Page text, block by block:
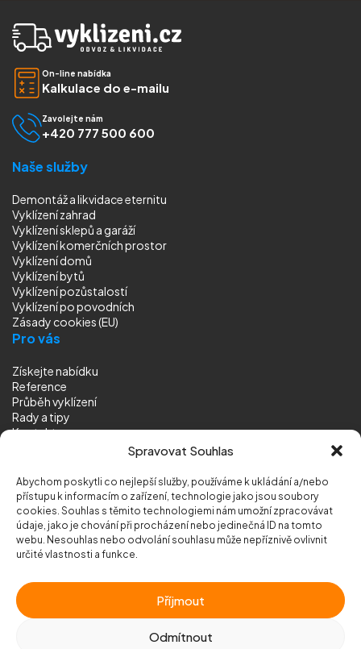
Spravovat Souhlas
Abychom poskytli co nejlepší služby, používáme k ukládání a/nebo
přístupu k informacím o zařízení, technologie jako jsou soubory
cookies. Souhlas s těmito technologiemi nám umožní zpracovávat
údaje, jako je chování při procházení nebo jedinečná ID na tomto
webu. Nesouhlas nebo odvolání souhlasu může nepříznivě ovlivnit
určité vlastnosti a funkce.
Příjmout
Odmítnout
On-line nabídka
Kalkulace do e-mailu
Zavolejte nám
+420 777 500 600
Naše služby
Demontáž a likvidace eternitu
Vyklízení zahrad
Vyklízení sklepů a garáží
Vyklízení komerčních prostor
Vyklízení domů
Vyklízení bytů
Vyklízení pozůstalostí
Vyklízenípo povodních
Zásady cookies (EU)
Pro vás
Získejte nabídku
Reference
Průběh vyklízení
Rady a tipy
Kontakt
© 2026 Vyklizeni.cz (mapa stránek)
Chráněno služboureCAPTCHA